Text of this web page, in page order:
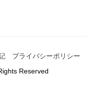
プライバシーポリシー
Reserved